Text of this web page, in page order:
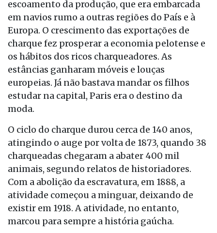
escoamento da produção, que era embarcada
em navios rumo a outras regiões do País e à
Europa. O crescimento das exportações de
charque fez prosperar a economia pelotense e
os hábitos dos ricos charqueadores. As
estâncias ganharam móveis e louças
europeias. Já não bastava mandar os filhos
estudar na capital, Paris era o destino da
moda.
O ciclo do charque durou cerca de 140 anos,
atingindo o auge por volta de 1873, quando 38
charqueadas chegaram a abater 400 mil
animais, segundo relatos de historiadores.
Com a abolição da escravatura, em 1888, a
atividade começou a minguar, deixando de
existir em 1918. A atividade, no entanto,
marcou para sempre a história gaúcha.